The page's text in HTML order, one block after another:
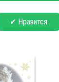
✔ Нравится